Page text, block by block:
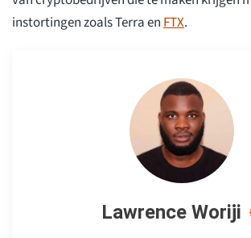
instortingen zoals Terra enFTX.
Lawrence Woriji